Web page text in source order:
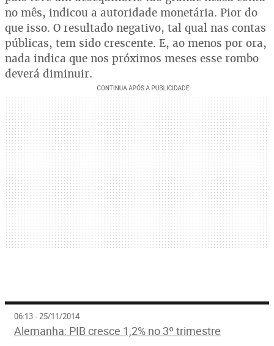
no mês, indicou a autoridade monetária. Pior do
que isso. O resultado negativo, tal qual nas contas
públicas, tem sido crescente. E, ao menos por ora,
nada indica que nos próximos meses esse rombo
deverá diminuir.
06:13 - 25/11/2014
Alemanha: PIB cresce 1,2% no 3º trimestre